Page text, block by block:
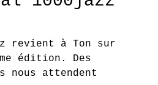
revient à Ton sur
édition. Des
nous attendent